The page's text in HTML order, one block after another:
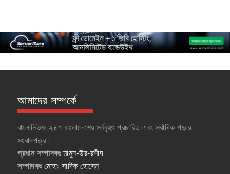
আমাদের সম্পর্কে
বাংলানিউজ ২৪৭ বাংলাদেশের সর্ববৃহৎ প্রচারিত এবং সর্বাধিক পড়ার
সংবাদপত্র।
প্রধান সম্পাদকঃমামুন-উর-রশীদ
সম্পাদকঃ মোহাঃ সাদিক হোসেন